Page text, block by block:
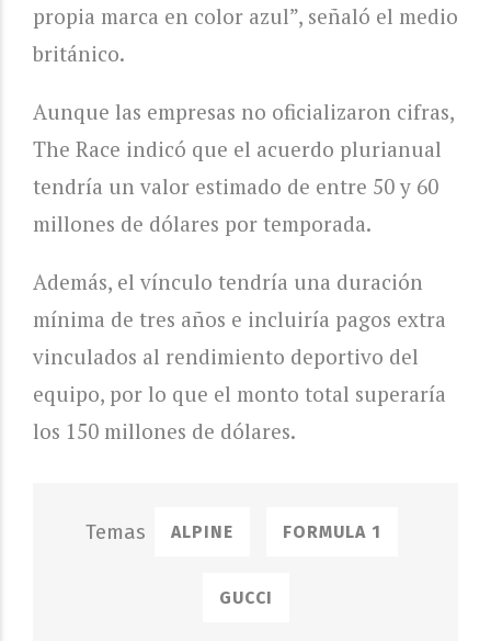
propia marca en color azul”, señaló el medio
británico.
Aunque las empresas no oficializaron cifras,
The Race indicó que el acuerdo plurianual
tendría un valor estimado de entre 50 y 60
millones de dólares por temporada.
Además, el vínculo tendría una duración
mínima de tres años e incluiría pagos extra
vinculados al rendimiento deportivo del
equipo, por lo que el monto total superaría
los 150 millones de dólares.
ALPINE FORMULA 1
GUCCI